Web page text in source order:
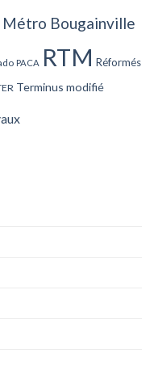
Métro Bougainville
PACA RTM Réformés
Terminus modifié